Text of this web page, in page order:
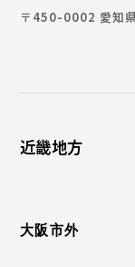
〒450-0002 愛知
近畿地方
大阪市外